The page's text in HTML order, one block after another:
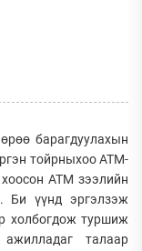
барагдуулахын
тойрныхоо АТМ-
АТМ зээлийн
Би үүнд эргэлзэж
холбогдож туршиж
талаар